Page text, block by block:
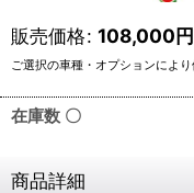
販売価格: 108,000円
在庫数 〇
商品詳細